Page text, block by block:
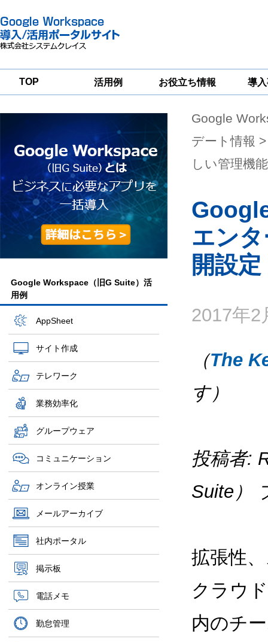
TOP 活用例 お役立ち情報
一
導
グループウェア
移行支援
Google
Workspace
セキュリティ
対策サービス
Google Workspace（旧G Suite）活
用例
AppSheet
サイト作成
テレワーク
業務効率化
グループウェア
コミュニケーション
オンライン授業
メールアーカイブ
社内ポータル
掲示板
電話メモ
勤怠管理
Google
デート情報
しい管理機
エン
開設定
2017年2
（The
す）
投稿者:
Suite）
拡張性
クラウ
内のチ